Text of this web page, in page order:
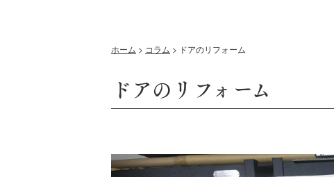
ホーム > コラム > ドアのリフォーム
ドアのリフォーム